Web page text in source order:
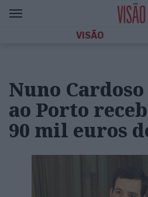
VISÃO
Nuno
ao Porto
90 mil euros